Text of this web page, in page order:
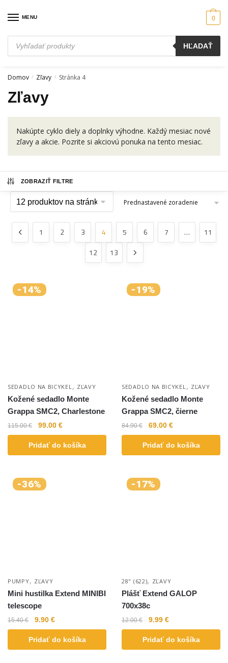
MENU
Products
search
HĽADAŤ
0
Domov / Zľavy / Stránka 4
Zľavy
Nakúpte cyklo diely a doplnky výhodne. Každý mesiac nové
zľavy a akcie. Pozrite si akciovú ponuka na tento mesiac.
ZOBRAZIŤ FILTRE
1 2 3 4 5 6 7 …
11
12
13
-14%
SEDADLO NA BICYKEL , ZĽAVY
Kožené sedadlo Monte
Grappa SMC2, Charlestone
115.00€ 99.00 €
Pridať do košíka
-19%
SEDADLO NA BICYKEL , ZĽAVY
Kožené sedadlo Monte
Grappa SMC2, čierne
84.90€ 69.00 €
Pridať do košíka
-36%
PUMPY, ZĽAVY
Mini hustilka Extend MINIBI
telescope
15.40€ 9.90 €
Pridať do košíka
-17%
28" (622), ZĽAVY
Plášť Extend GALOP
700x38c
12.00€ 9.99 €
Pridať do košíka